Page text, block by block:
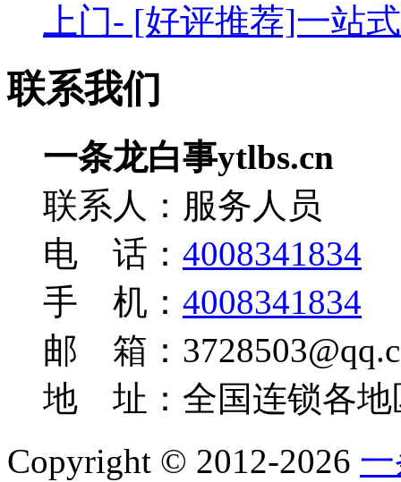
上门- [好评推荐]一站
联系我们
一条龙白事ytlbs.cn
联系人：服务人员
电 话： 4008341834
手 机： 4008341834
邮 箱：
地 址：全国连锁各地
Copyright © 2012-2026